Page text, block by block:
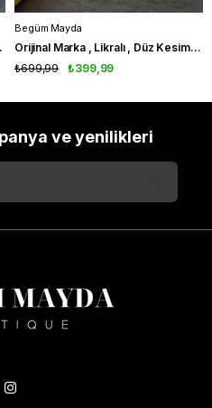
Begüm Mayda
Orijinal Marka , Likralı , Düz Kesim , Lacivert Jean
₺399,99
₺699,99
ve yenilikleri